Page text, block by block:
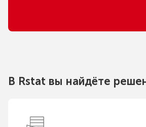
В Rstat вы найдёте